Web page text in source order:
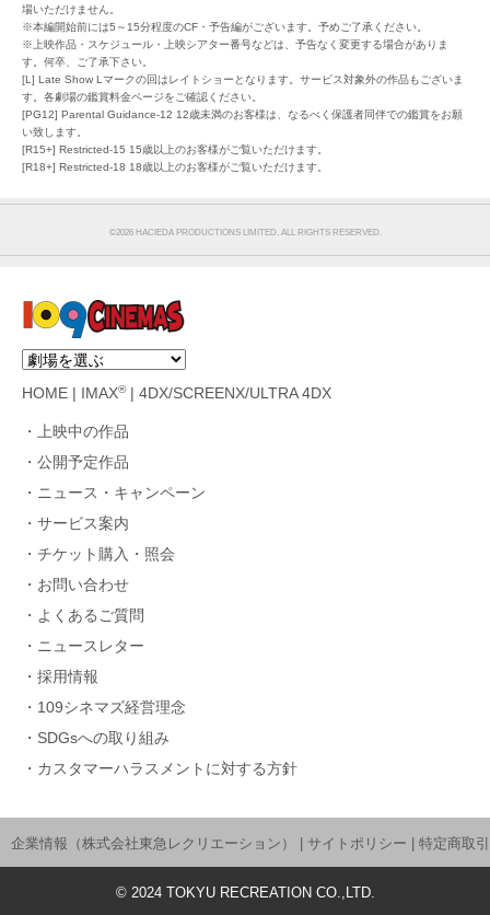
場いただけません。
※本編開始前には5～15分程度のCF・予告編がございます。予めご了承ください。
※上映作品・スケジュール・上映シアター番号などは、予告なく変更する場合がありま
す。何卒、ご了承下さい。
[L] Late Show Lマークの回はレイトショーとなります。サービス対象外の作品もございま
す。各劇場の鑑賞料金ページをご確認ください。
[PG12] Parental Guidance-12 12歳未満のお客様は、なるべく保護者同伴での鑑賞をお願
い致します。
[R15+] Restricted-15 15歳以上のお客様がご覧いただけます。
[R18+] Restricted-18 18歳以上のお客様がご覧いただけます。
©︎2026 HACIEDA PRODUCTIONS LIMITED. ALL RIGHTS RESERVED.
HOME IMAX®| 4DX/SCREENX/ULTRA 4DX
上映中の作品
公開予定作品
ニュース・キャンペーン
サービス案内
チケット購入・照会
お問い合わせ
よくあるご質問
ニュースレター
採用情報
109シネマズ経営理念
SDGsへの取り組み
カスタマーハラスメントに対する方針
企業情報（株式会社東急レクリエーション） サイトポリシー 特定商取
© 2024TOKYU RECREATION CO.,LTD.